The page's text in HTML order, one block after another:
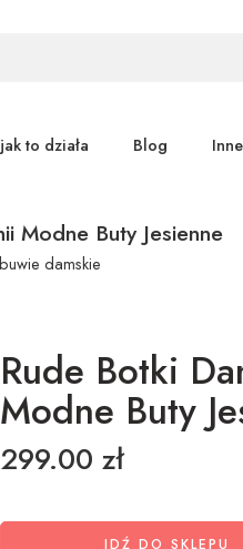
to działa Blog Inne
Modne Buty Jesienne
damskie
Rude Botki
Modne Buty
299.00 zł
IDŹ DO SKLEPU